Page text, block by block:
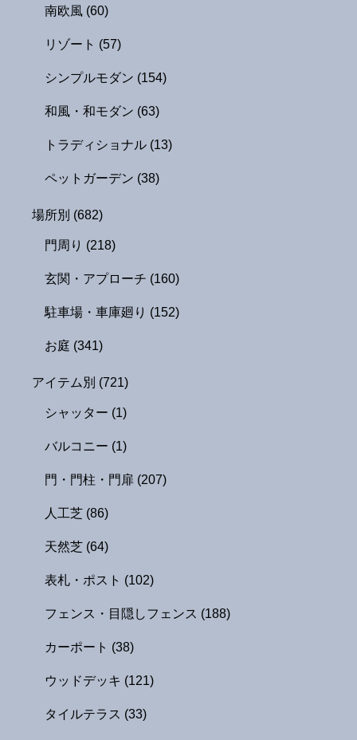
南欧風 (60)
リゾート (57)
シンプルモダン (154)
和風・和モダン (63)
トラディショナル (13)
ペットガーデン (38)
場所別 (682)
門周り (218)
玄関・アプローチ (160)
駐車場・車庫廻り (152)
お庭 (341)
アイテム別 (721)
シャッター (1)
バルコニー (1)
門・門柱・門扉 (207)
人工芝 (86)
天然芝 (64)
表札・ポスト (102)
フェンス・目隠しフェンス (188)
カーポート (38)
ウッドデッキ (121)
タイルテラス (33)